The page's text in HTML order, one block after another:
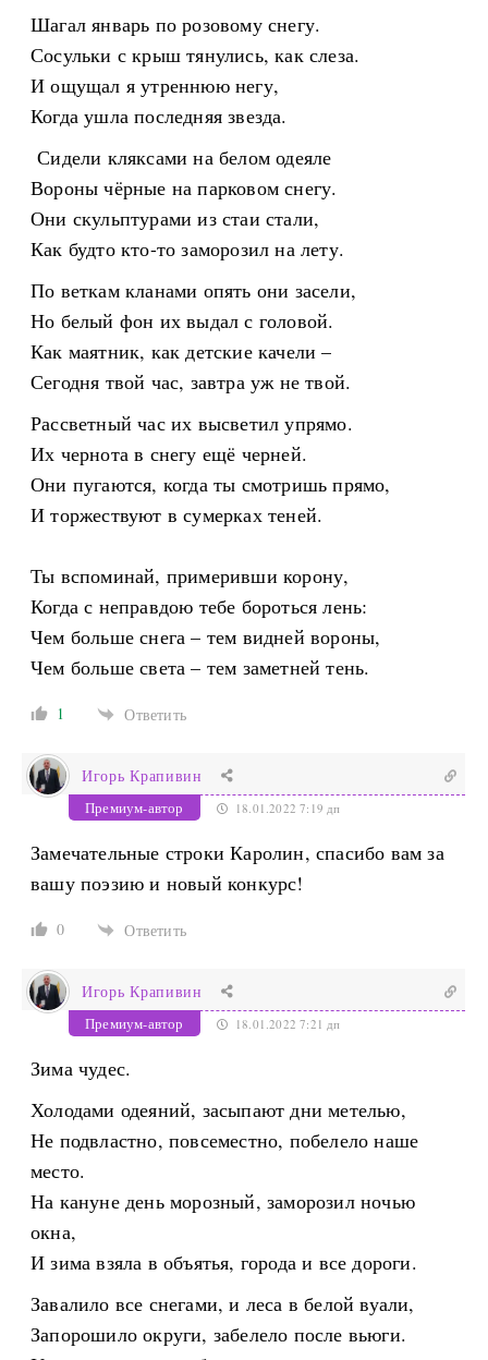
Шагал январь по розовому снегу.
Сосульки с крыш тянулись, как слеза.
И ощущал я утреннюю негу,
Когда ушла последняя звезда.
Сидели кляксами на белом одеяле
Вороны чёрные на парковом снегу.
Они скульптурами из стаи стали,
Как будто кто-то заморозил на лету.
По веткам кланами опять они засели,
Но белый фон их выдал с головой.
Как маятник, как детские качели –
Сегодня твой час, завтра уж не твой.
Рассветный час их высветил упрямо.
Их чернота в снегу ещё черней.
Они пугаются, когда ты смотришь прямо,
И торжествуют в сумерках теней.
Ты вспоминай, примеривши корону,
Когда с неправдою тебе бороться лень:
Чем больше снега – тем видней вороны,
Чем больше света – тем заметней тень.
1 Ответить
Игорь Крапивин
Премиум-автор 18.01.2022 7:19 дп
Замечательные строки Каролин, спасибо вам за
вашу поэзию и новый конкурс!
0 Ответить
Игорь Крапивин
Премиум-автор 18.01.2022 7:21 дп
Зима чудес.
Холодами одеяний, засыпают дни метелью,
Не подвластно, повсеместно, побелело наше
место.
На кануне день морозный, заморозил ночью
окна,
И зима взяла в объятья, города и все дороги.
Завалило все снегами, и леса в белой вуали,
Запорошило округи, забелело после вьюги.